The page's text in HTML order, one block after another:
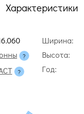
Характеристики
Ширина:
Высота:
Год: